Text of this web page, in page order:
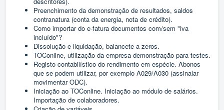
Preenchimento da demonstração de resultados, saldos
contranatura (conta da energia, nota de crédito).
Como importar do e-fatura documentos com/sem "iva
incluído"?
Dissolução e liquidação, balancete a zeros.
TOConline, utilização da empresa demonstração para testes.
Registo contabilístico do rendimento em espécie. Abonos
que se podem utilizar, por exemplo A029/A030 (assinalar
movimentar ODC).
Iniciação ao TOConline. Iniciação ao módulo de salários.
Importação de colaboradores.